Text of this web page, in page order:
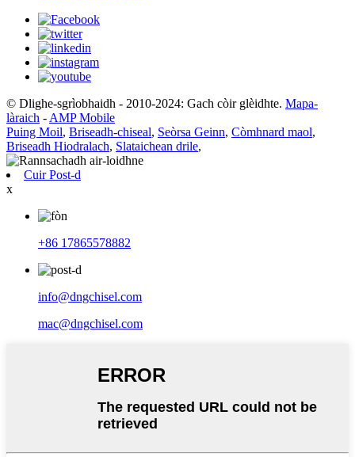
© Dlighe-sgrìobhaidh - 2010-2024: Gach còir glèidhte. Mapa-
làraich - AMP Mobile
Puing Moil, Briseadh-chiseal, Seòrsa Geinn, Còmhnard maol,
Briseadh Hiodralach, Slataichean drile,
Cuir Post-d
x
+86 17865578882
info@dngchisel.com
mac@dngchisel.com